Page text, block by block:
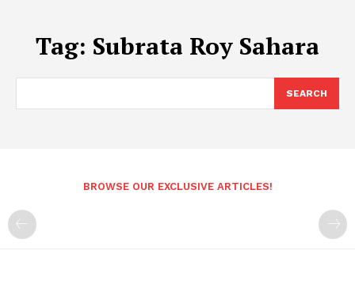
Tag: Subrata Roy Sahara
SEARCH
BROWSE OUR EXCLUSIVE ARTICLES!